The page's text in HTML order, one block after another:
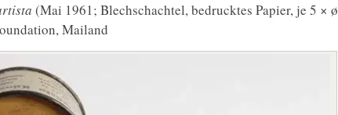
(Mai 1961; Blechschachtel, bedrucktes Papier, je 5 × ø
Mailand